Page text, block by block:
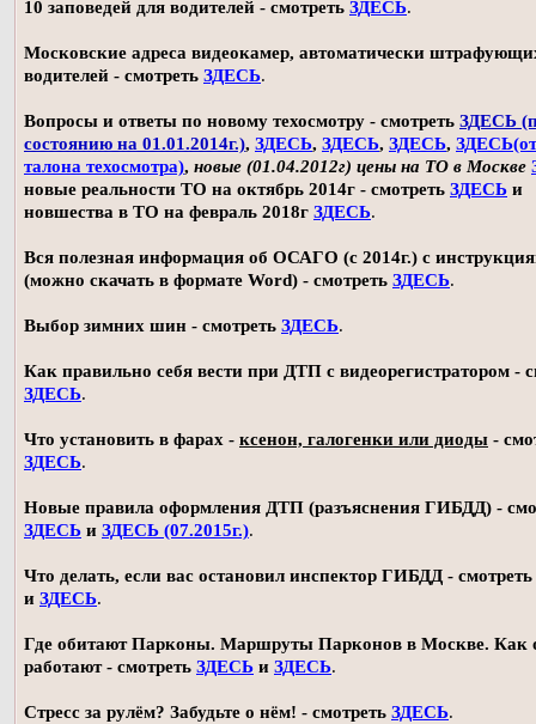
10 заповедей для водителей - смотреть ЗДЕСЬ.
Московские адреса видеокамер, автоматически
водителей - смотреть ЗДЕСЬ.
Вопросы и ответы по новому техосмотру - смотреть ЗДЕСЬ
состоянию на 01.01.2014г.), ЗДЕСЬ, ЗДЕСЬ, ЗДЕСЬ,
талона техосмотра), новые (01.04.2012г) цены на ТО в Москве
новые реальности ТО на октябрь 2014г - смотреть ЗДЕСЬ и
новшества в ТО на февраль 2018г ЗДЕСЬ.
Вся полезная информация об ОСАГО (с 2014г.) с
(можно скачать в формате Word) - смотреть ЗДЕСЬ.
Выбор зимних шин - смотреть ЗДЕСЬ.
Как правильно себя вести при ДТП с видеорегистратором -
ЗДЕСЬ.
Что установить в фарах - ксенон, галогенки или диоды -
ЗДЕСЬ.
Новые правила оформления ДТП (разъяснения ГИБДД) -
ЗДЕСЬ и ЗДЕСЬ (07.2015г.).
Что делать, если вас остановил инспектор ГИБДД - смотреть
и ЗДЕСЬ.
Где обитают Парконы. Маршруты Парконов в Москве. Как
работают - смотреть ЗДЕСЬ и ЗДЕСЬ.
Стресс за рулём? Забудьте о нём! - смотреть ЗДЕСЬ.